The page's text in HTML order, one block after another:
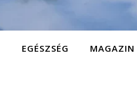
EGÉSZSÉG MAGAZIN